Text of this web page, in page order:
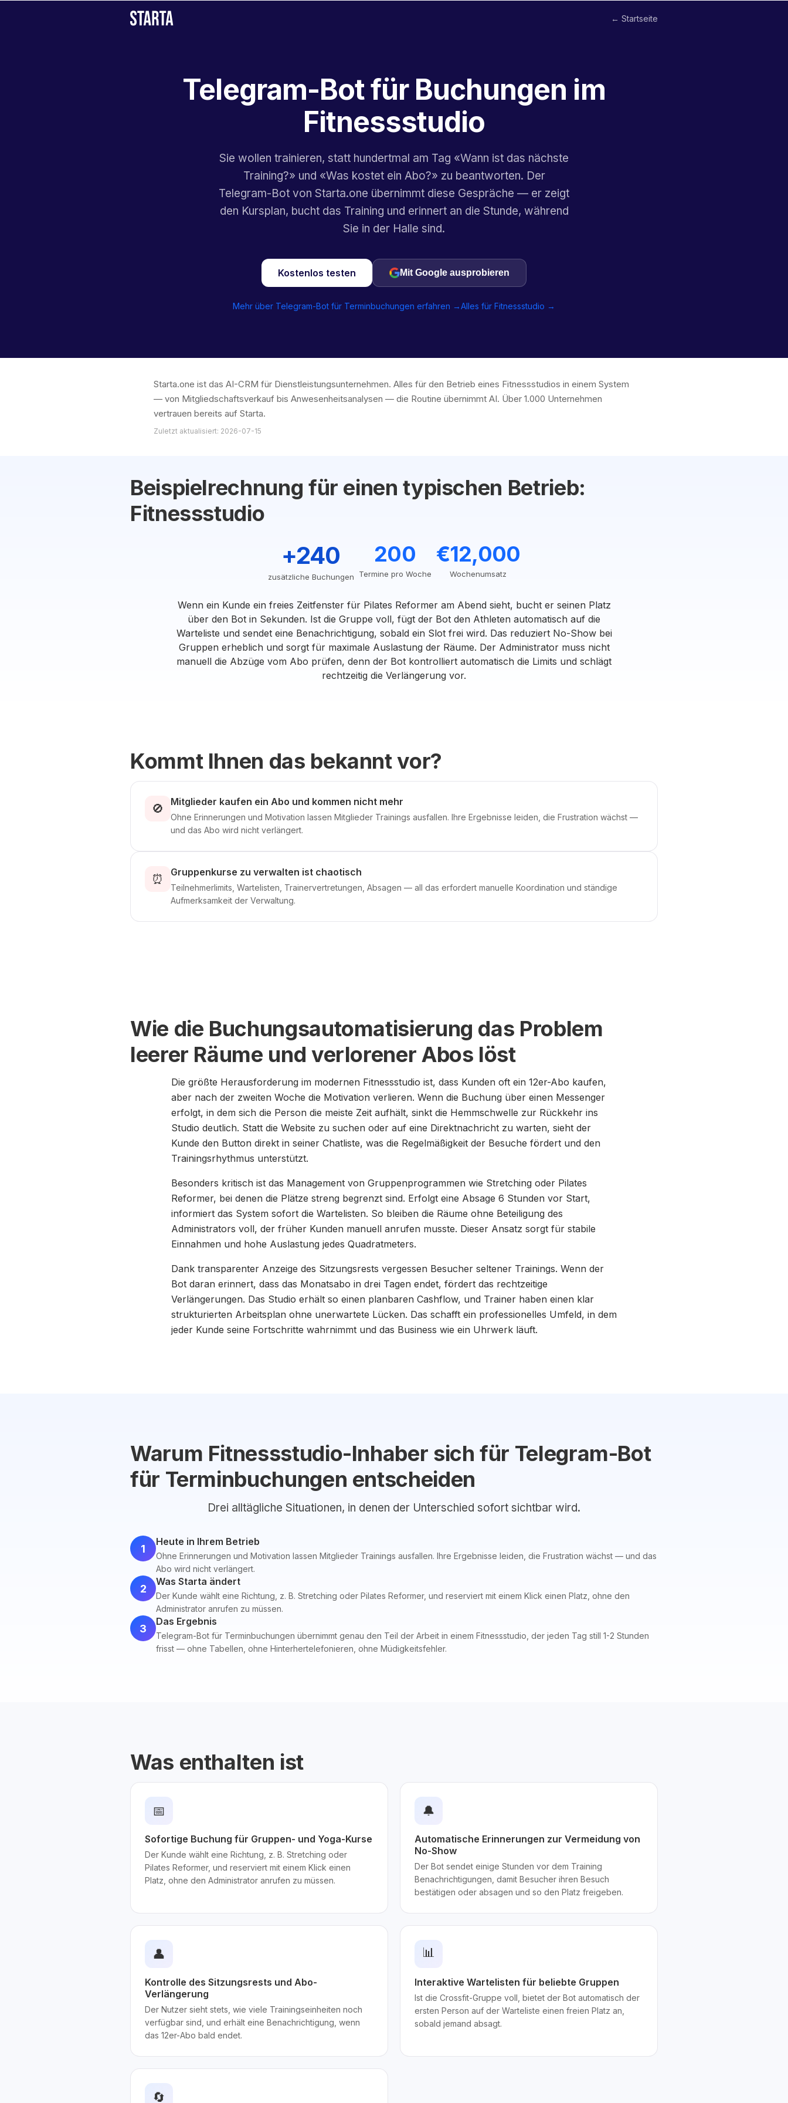
← Startseite
Telegram-Bot für Buchungen im
Fitnessstudio
Sie wollen trainieren, statt hundertmal am Tag «Wann ist das nächste
Training?» und «Was kostet ein Abo?» zu beantworten. Der
Telegram-Bot von Starta.one übernimmt diese Gespräche — er zeigt
den Kursplan, bucht das Training und erinnert an die Stunde, während
Sie in der Halle sind.
Kostenlos testen Mit Google ausprobieren
Mehr über Telegram-Bot für Terminbuchungen erfahren →Alles für Fitnessstudio →
Starta.one ist das AI-CRM für Dienstleistungsunternehmen. Alles für den Betrieb eines Fitnessstudios in einem System
— von Mitgliedschaftsverkauf bis Anwesenheitsanalysen — die Routine übernimmt AI. Über 1.000 Unternehmen
vertrauen bereits auf Starta.
Zuletzt aktualisiert: 2026-07-15
Beispielrechnung für einen typischen Betrieb:
Fitnessstudio
+240
zusätzliche Buchungen
200
Termine pro Woche
€12,000
Wochenumsatz
Wenn ein Kunde ein freies Zeitfenster für Pilates Reformer am Abend sieht, bucht er seinen Platz
über den Bot in Sekunden. Ist die Gruppe voll, fügt der Bot den Athleten automatisch auf die
Warteliste und sendet eine Benachrichtigung, sobald ein Slot frei wird. Das reduziert No-Show bei
Gruppen erheblich und sorgt für maximale Auslastung der Räume. Der Administrator muss nicht
manuell die Abzüge vom Abo prüfen, denn der Bot kontrolliert automatisch die Limits und schlägt
rechtzeitig die Verlängerung vor.
Kommt Ihnen das bekannt vor?
🚫 Mitglieder kaufen ein Abo und kommen nicht mehr
Ohne Erinnerungen und Motivation lassen Mitglieder Trainings ausfallen. Ihre Ergebnisse leiden, die Frustration wächst —
und das Abo wird nicht verlängert.
⏰ Gruppenkurse zu verwalten ist chaotisch
Teilnehmerlimits, Wartelisten, Trainervertretungen, Absagen — all das erfordert manuelle Koordination und ständige
Aufmerksamkeit der Verwaltung.
Wie die Buchungsautomatisierung das Problem
leerer Räume und verlorener Abos löst
Die größte Herausforderung im modernen Fitnessstudio ist, dass Kunden oft ein 12er-Abo kaufen,
aber nach der zweiten Woche die Motivation verlieren. Wenn die Buchung über einen Messenger
erfolgt, in dem sich die Person die meiste Zeit aufhält, sinkt die Hemmschwelle zur Rückkehr ins
Studio deutlich. Statt die Website zu suchen oder auf eine Direktnachricht zu warten, sieht der
Kunde den Button direkt in seiner Chatliste, was die Regelmäßigkeit der Besuche fördert und den
Trainingsrhythmus unterstützt.
Besonders kritisch ist das Management von Gruppenprogrammen wie Stretching oder Pilates
Reformer, bei denen die Plätze streng begrenzt sind. Erfolgt eine Absage 6 Stunden vor Start,
informiert das System sofort die Wartelisten. So bleiben die Räume ohne Beteiligung des
Administrators voll, der früher Kunden manuell anrufen musste. Dieser Ansatz sorgt für stabile
Einnahmen und hohe Auslastung jedes Quadratmeters.
Dank transparenter Anzeige des Sitzungsrests vergessen Besucher seltener Trainings. Wenn der
Bot daran erinnert, dass das Monatsabo in drei Tagen endet, fördert das rechtzeitige
Verlängerungen. Das Studio erhält so einen planbaren Cashflow, und Trainer haben einen klar
strukturierten Arbeitsplan ohne unerwartete Lücken. Das schafft ein professionelles Umfeld, in dem
jeder Kunde seine Fortschritte wahrnimmt und das Business wie ein Uhrwerk läuft.
Warum Fitnessstudio-Inhaber sich für Telegram-Bot
für Terminbuchungen entscheiden
Drei alltägliche Situationen, in denen der Unterschied sofort sichtbar wird.
1
Heute in Ihrem Betrieb
Ohne Erinnerungen und Motivation lassen Mitglieder Trainings ausfallen. Ihre Ergebnisse leiden, die Frustration wächst — und das
Abo wird nicht verlängert.
2
Was Starta ändert
Der Kunde wählt eine Richtung, z. B. Stretching oder Pilates Reformer, und reserviert mit einem Klick einen Platz, ohne den
Administrator anrufen zu müssen.
3
Das Ergebnis
Telegram-Bot für Terminbuchungen übernimmt genau den Teil der Arbeit in einem Fitnessstudio, der jeden Tag still 1-2 Stunden
frisst — ohne Tabellen, ohne Hinterhertelefonieren, ohne Müdigkeitsfehler.
Was enthalten ist
📅
Sofortige Buchung für Gruppen- und Yoga-Kurse
Der Kunde wählt eine Richtung, z. B. Stretching oder
Pilates Reformer, und reserviert mit einem Klick einen
Platz, ohne den Administrator anrufen zu müssen.
🔔
Automatische Erinnerungen zur Vermeidung von
No-Show
Der Bot sendet einige Stunden vor dem Training
Benachrichtigungen, damit Besucher ihren Besuch
bestätigen oder absagen und so den Platz freigeben.
👤
Kontrolle des Sitzungsrests und Abo-
Verlängerung
Der Nutzer sieht stets, wie viele Trainingseinheiten noch
verfügbar sind, und erhält eine Benachrichtigung, wenn
das 12er-Abo bald endet.
📊
Interaktive Wartelisten für beliebte Gruppen
Ist die Crossfit-Gruppe voll, bietet der Bot automatisch der
ersten Person auf der Warteliste einen freien Platz an,
sobald jemand absagt.
🔄